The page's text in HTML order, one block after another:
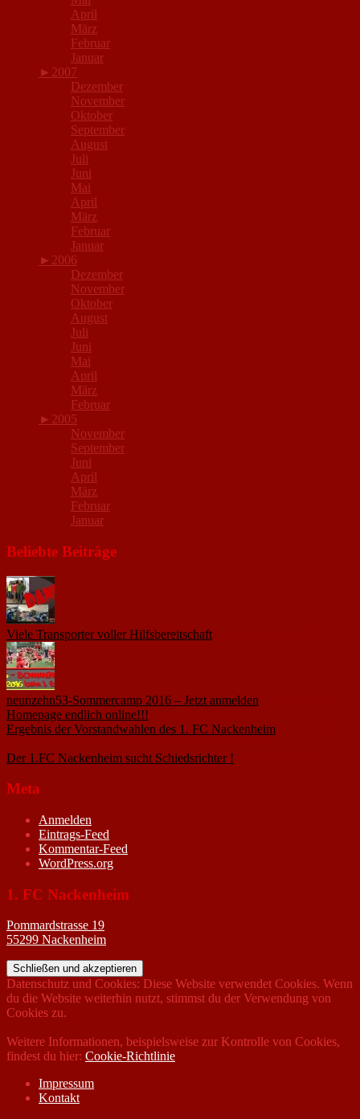
April
März
Februar
Januar
► 2007
Dezember
November
Oktober
September
August
Juli
Juni
Mai
April
März
Februar
Januar
► 2006
Dezember
November
Oktober
August
Juli
Juni
Mai
April
März
Februar
► 2005
November
September
Juni
April
März
Februar
Januar
Beliebte Beiträge
Viele Transporter voller Hilfsbereitschaft
neunzehn53-Sommercamp 2016 – Jetzt anmelden
Homepage endlich online!!!
Ergebnis der Vorstandwahlen des 1. FC Nackenheim
Der 1.FC Nackenheim sucht Schiedsrichter !
Meta
Anmelden
Eintrags-Feed
Kommentar-Feed
WordPress.org
1. FC Nackenheim
Pommardstrasse 19
55299 Nackenheim
Datenschutz und Cookies: Diese Website verwendet Cookies. Wenn
du die Website weiterhin nutzt, stimmst du der Verwendung von
Cookies zu.
Weitere Informationen, beispielsweise zur Kontrolle von Cookies,
findest du hier: Cookie-Richtlinie
Impressum
Kontakt